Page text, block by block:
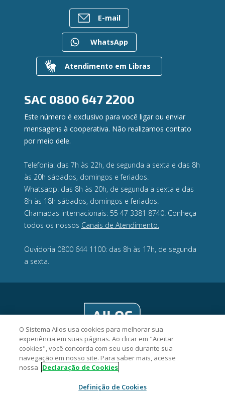
Gerenciar Cookies
Para empresas
Postos de Atendimento
Regularização de dívidas
Valores a Receber
Contato
Canal de Ética
Ouvidoria
E-mail
WhatsApp
Atendimento em Libras
SAC 0800 647 2200
Este número é exclusivo para você ligar ou enviar
mensagens à cooperativa. Não realizamos contato
por meio dele.
Telefonia: das 7h às 22h, de segunda a sexta e das 8h
às 20h sábados, domingos e feriados.
Whatsapp: das 8h às 20h, de segunda a sexta e das
8h às 18h sábados, domingos e feriados.
Chamadas internacionais: 55 47 3381 8740. Conheça
todos os nossos Canais de Atendimento.
Ouvidoria 0800 644 1100: das 8h às 17h, de segunda
a sexta.
CredCrea Cooperativa de Crédito - CNPJ 05.979.692/0001-85
O Sistema Ailos usa cookies para melhorar sua
experiência em suas páginas. Ao clicar em "Aceitar
cookies", você concorda com seu uso durante sua
navegação em nosso site. Para saber mais, acesse
nossa Declaração de Cookies
Definição de Cookies